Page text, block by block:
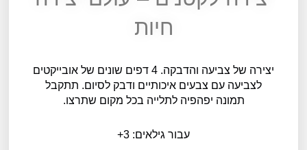
חיות
יצירה של צביעה והדבקה. 4 דפים שונים של אובייקטים
לצביעה עם צבעים איכותיים ודבק לסיום. תתקבל
תמונה יפהפיה לתלייה בכל מקום שתרצו.
עבור גילאים: 3+